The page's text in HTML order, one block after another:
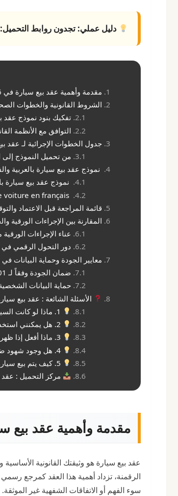
دليل عملي: تجدون روابط
مقدمة وأهمية عقد بيع سيارة في 2026
الشروط القانونية والخطوات
تفكيك بنود نموذج عقد
التوافق مع الأنظمة
جدول الخطوات الإجرائية لـ عقد
من تحميل النموذج إلى
نموذج عقد بيع سيارة بالعربية
نموذج عقد بيع سيارة
قائمة المراجعة قبل الاعتماد
المقارنة بين الإجراءات الورقية
عناء الإجراءات
دور التحول الرقمي
معايير الجودة وحماية البيانات في
ضمان الجودة وفقاً لـ ISO 9001
حماية البيانات
الأسئلة الشائعة : عقد بيع
4. هل وجود شهود ضروري عند توقيع العقد رقمياً؟
مركز التحميل : عقد
مقدمة وأهمية عقد بيع
عقد بيع سيارة هو وثيقتك القانونية
الرقمنة، تزداد أهمية هذا العقد كمرجع